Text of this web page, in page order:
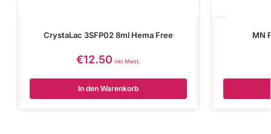
CrystaLac 3SFP02 8ml Hema Free
€12.50 inkl Mwst.
In den Warenkorb
MN